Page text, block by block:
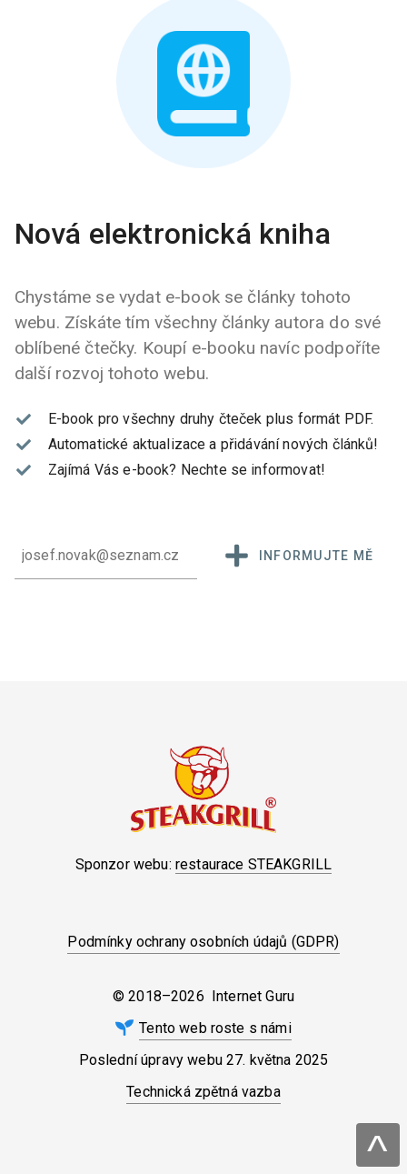
Nová elektronická kniha
Chystáme se vydat e-book se články tohoto
webu. Získáte tím všechny články autora do své
oblíbené čtečky. Koupí e-booku navíc podpoříte
další rozvoj tohoto webu.
E-book pro všechny druhy čteček plus formát PDF.
Automatické aktualizace a přidávání nových článků!
Zajímá Vás e-book? Nechte se informovat!
INFORMUJTE MĚ
Sponzor webu: restaurace STEAKGRILL
Podmínky ochrany osobních údajů (GDPR)
© 2018–2026 Internet Guru
Tento web roste s námi
Poslední úpravy webu 27. května 2025
Technická zpětná vazba
^